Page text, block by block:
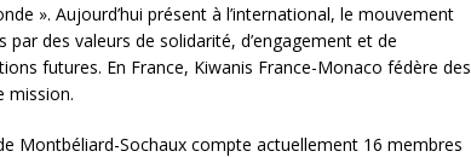
». Aujourd’hui présent à l’international, le mouvement
des valeurs de solidarité, d’engagement et de
futures. En France, Kiwanis France-Monaco fédère des
mission.
Montbéliard-Sochaux compte actuellement 16 membres